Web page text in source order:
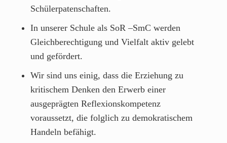
Schülerpatenschaften.
In unserer Schule als SoR –SmC werden
Gleichberechtigung und Vielfalt aktiv gelebt
und gefördert.
Wir sind uns einig, dass die Erziehung zu
kritischem Denken den Erwerb einer
ausgeprägten Reflexionskompetenz
voraussetzt, die folglich zu demokratischem
Handeln befähigt.